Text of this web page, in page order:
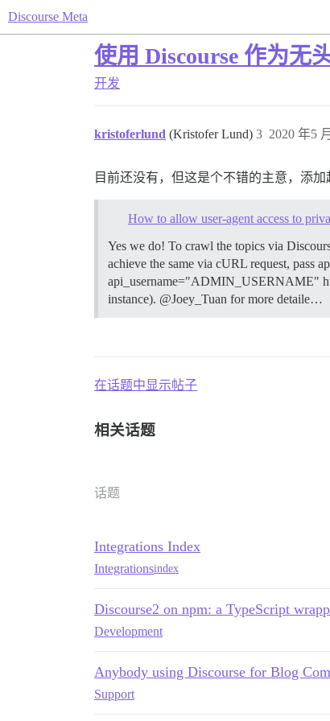
Discourse Meta
使用 Discourse 作为无
开发
kristoferlund (Kristofer Lund) 2020 年5
3
目前还没有，但这是个不错的主意，添
How to allow user-agent access to
Yes we do! To crawl the topics via
achieve the same via cURL request, pass
api_username="ADMIN_USERNAME"
instance). @Joey_Tuan for more detaile…
在话题中显示帖子
相关话题
话题
Integrations Index
Integrationsindex
Discourse2 on npm: a TypeScript
Development
Anybody using Discourse for Blog
Support